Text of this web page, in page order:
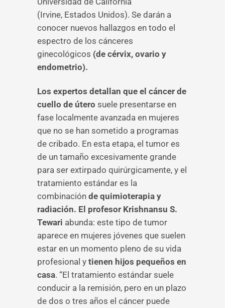
(Irvine, Estados Unidos). Se darán a
conocer nuevos hallazgos en todo el
espectro de los cánceres
ginecológicos (de cérvix, ovario y
endometrio).
Los expertos detallan que el cáncer de
cuello de útero suele presentarse en
fase localmente avanzada en mujeres
que no se han sometido a programas
de cribado. En esta etapa, el tumor es
de un tamaño excesivamente grande
para ser extirpado quirúrgicamente, y el
tratamiento estándar es la
combinación de quimioterapia y
radiación. El profesor Krishnansu S.
Tewari abunda: este tipo de tumor
aparece en mujeres jóvenes que suelen
estar en un momento pleno de su vida
profesional y tienen hijos pequeños en
casa. “El tratamiento estándar suele
conducir a la remisión, pero en un plazo
de dos o tres años el cáncer puede